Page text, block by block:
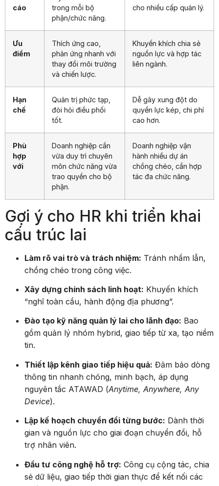
cáo
trong mỗi bộ
phận/chức năng.
cho nhiều cấp quản lý.
Ưu
điểm
Thích ứng cao,
phản ứng nhanh với
thay đổi môi trường
và chiến lược.
Khuyến khích chia sẻ
nguồn lực và hợp tác
liên ngành.
Hạn
chế
Quản trị phức tạp,
đòi hỏi điều phối
tốt.
Dễ gây xung đột do
quyền lực kép, chi phí
cao hơn.
Phù
hợp
với
Doanh nghiệp cần
vừa duy trì chuyên
môn chức năng vừa
trao quyền cho bộ
phận.
Doanh nghiệp vận
hành nhiều dự án
chồng chéo, cần hợp
tác đa chức năng.
Gợi ý cho HR khi triển khai
cấu trúc lai
Làm rõ vai trò và trách nhiệm: Tránh nhầm lẫn,
chồng chéo trong công việc.
Xây dựng chính sách linh hoạt: Khuyến khích
“nghĩ toàn cầu, hành động địa phương”.
Đào tạo kỹ năng quản lý lai cho lãnh đạo: Bao
gồm quản lý nhóm hybrid, giao tiếp từ xa, tạo niềm
tin.
Thiết lập kênh giao tiếp hiệu quả: Đảm bảo dòng
thông tin nhanh chóng, minh bạch, áp dụng
nguyên tắc ATAWAD (Anytime, Anywhere, Any
Device).
Lập kế hoạch chuyển đổi từng bước: Dành thời
gian và nguồn lực cho giai đoạn chuyển đổi, hỗ
trợ nhân viên.
Đầu tư công nghệ hỗ trợ: Công cụ cộng tác, chia
sẻ dữ liệu, giao tiếp thời gian thực để kết nối các